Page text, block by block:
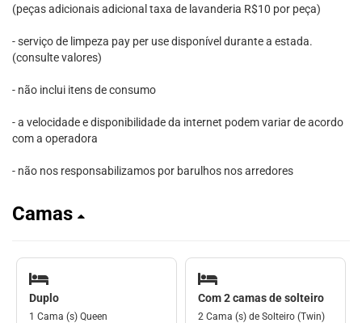
(peças adicionais adicional taxa de lavanderia R$10 por peça)
- serviço de limpeza pay per use disponível durante a estada.
(consulte valores)
- não inclui itens de consumo
- a velocidade e disponibilidade da internet podem variar de acordo
com a operadora
- não nos responsabilizamos por barulhos nos arredores
Camas
Duplo
1 Cama (s) Queen
Com 2 camas de solteiro
2 Cama (s) de Solteiro (Twin)